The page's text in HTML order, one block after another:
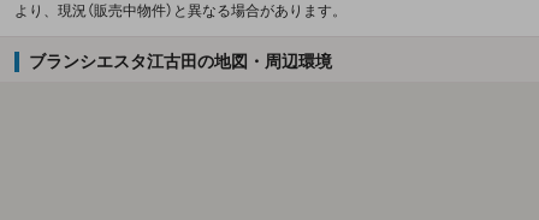
より、現況（販売中物件）と異なる場合があります。
ブランシエスタ江古田の地図・周辺環境